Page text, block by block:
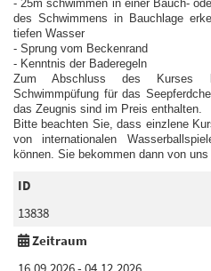
- 25m schwimmen in einer Bauch-
des Schwimmens in Bauchlage
tiefen Wasser
- Sprung vom Beckenrand
- Kenntnis der Baderegeln
Zum Abschluss des Kurses
Schwimmpüfung für das
das Zeugnis sind im Preis enthalten.
Bitte beachten Sie, dass einzlene
von internationalen
können. Sie bekommen dann von
ID
13838
Zeitraum
16.09.2026 - 04.12.2026